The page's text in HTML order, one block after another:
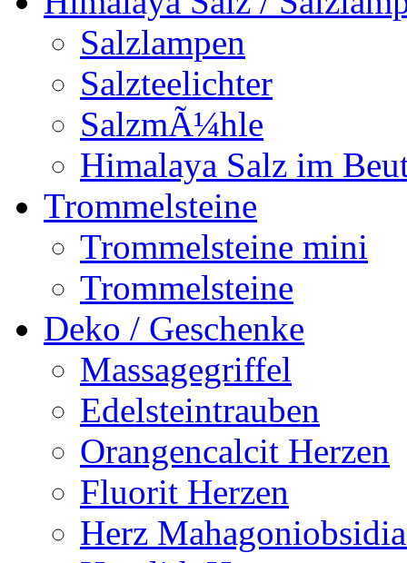
Salzlampen
Salzteelichter
SalzmÃ¼hle
Himalaya Salz im
Trommelsteine
Trommelsteine mini
Trommelsteine
Deko / Geschenke
Massagegriffel
Edelsteintrauben
Orangencalcit Herzen
Fluorit Herzen
Herz